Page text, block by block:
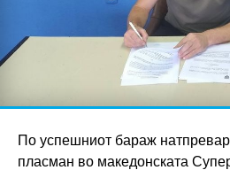
По успешниот бараж
пласман во македонската